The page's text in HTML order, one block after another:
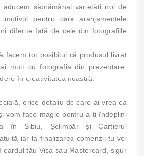
săptămânal varietăți noi de
pentru care aranjamentele
diferite față de cele din fotografiile
facem tot posibilul că produsul livrat
mult cu fotografia din prezentare.
în creativitatea noastră.
orice detaliu de care ai vrea ca
vom face magie pentru a-ți îndeplini
în Sibiu, Șelimbăr și Cartierul
iar la finalizarea comenzii tu vei
cardul tău Visa sau Mastercard, sigur